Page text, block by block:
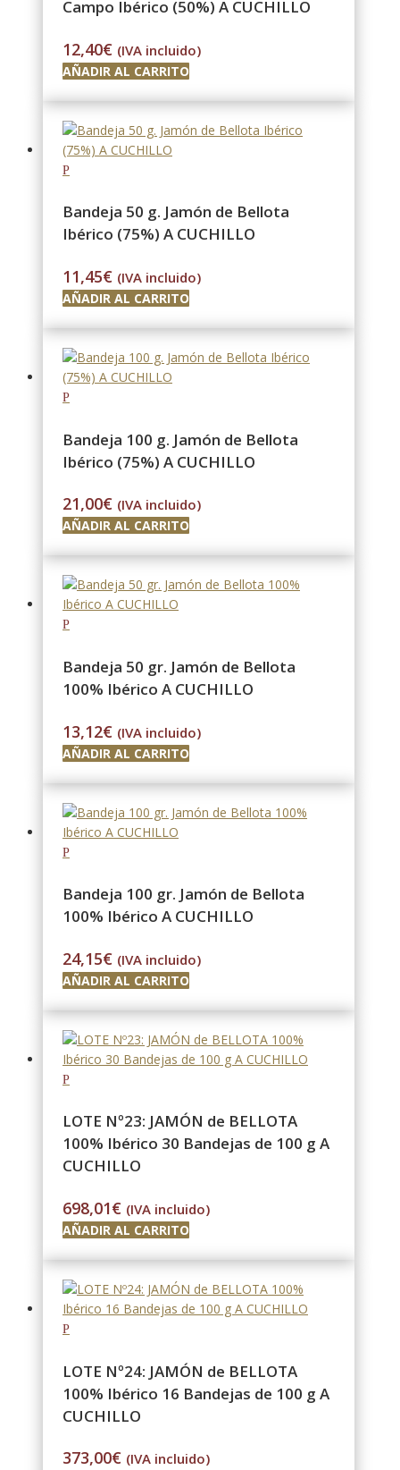
Campo Ibérico (50%) A CUCHILLO
12,40€ (IVA incluido)
AÑADIR AL CARRITO
Bandeja 50 g. Jamón de Bellota
Ibérico (75%) A CUCHILLO
11,45€ (IVA incluido)
AÑADIR AL CARRITO
Bandeja 100 g. Jamón de Bellota
Ibérico (75%) A CUCHILLO
21,00€ (IVA incluido)
AÑADIR AL CARRITO
Bandeja 50 gr. Jamón de Bellota
100% Ibérico A CUCHILLO
13,12€ (IVA incluido)
AÑADIR AL CARRITO
Bandeja 100 gr. Jamón de Bellota
100% Ibérico A CUCHILLO
24,15€ (IVA incluido)
AÑADIR AL CARRITO
LOTE Nº23: JAMÓN de BELLOTA
100% Ibérico 30 Bandejas de 100 g A
CUCHILLO
698,01€ (IVA incluido)
AÑADIR AL CARRITO
LOTE Nº24: JAMÓN de BELLOTA
100% Ibérico 16 Bandejas de 100 g A
CUCHILLO
373,00€ (IVA incluido)